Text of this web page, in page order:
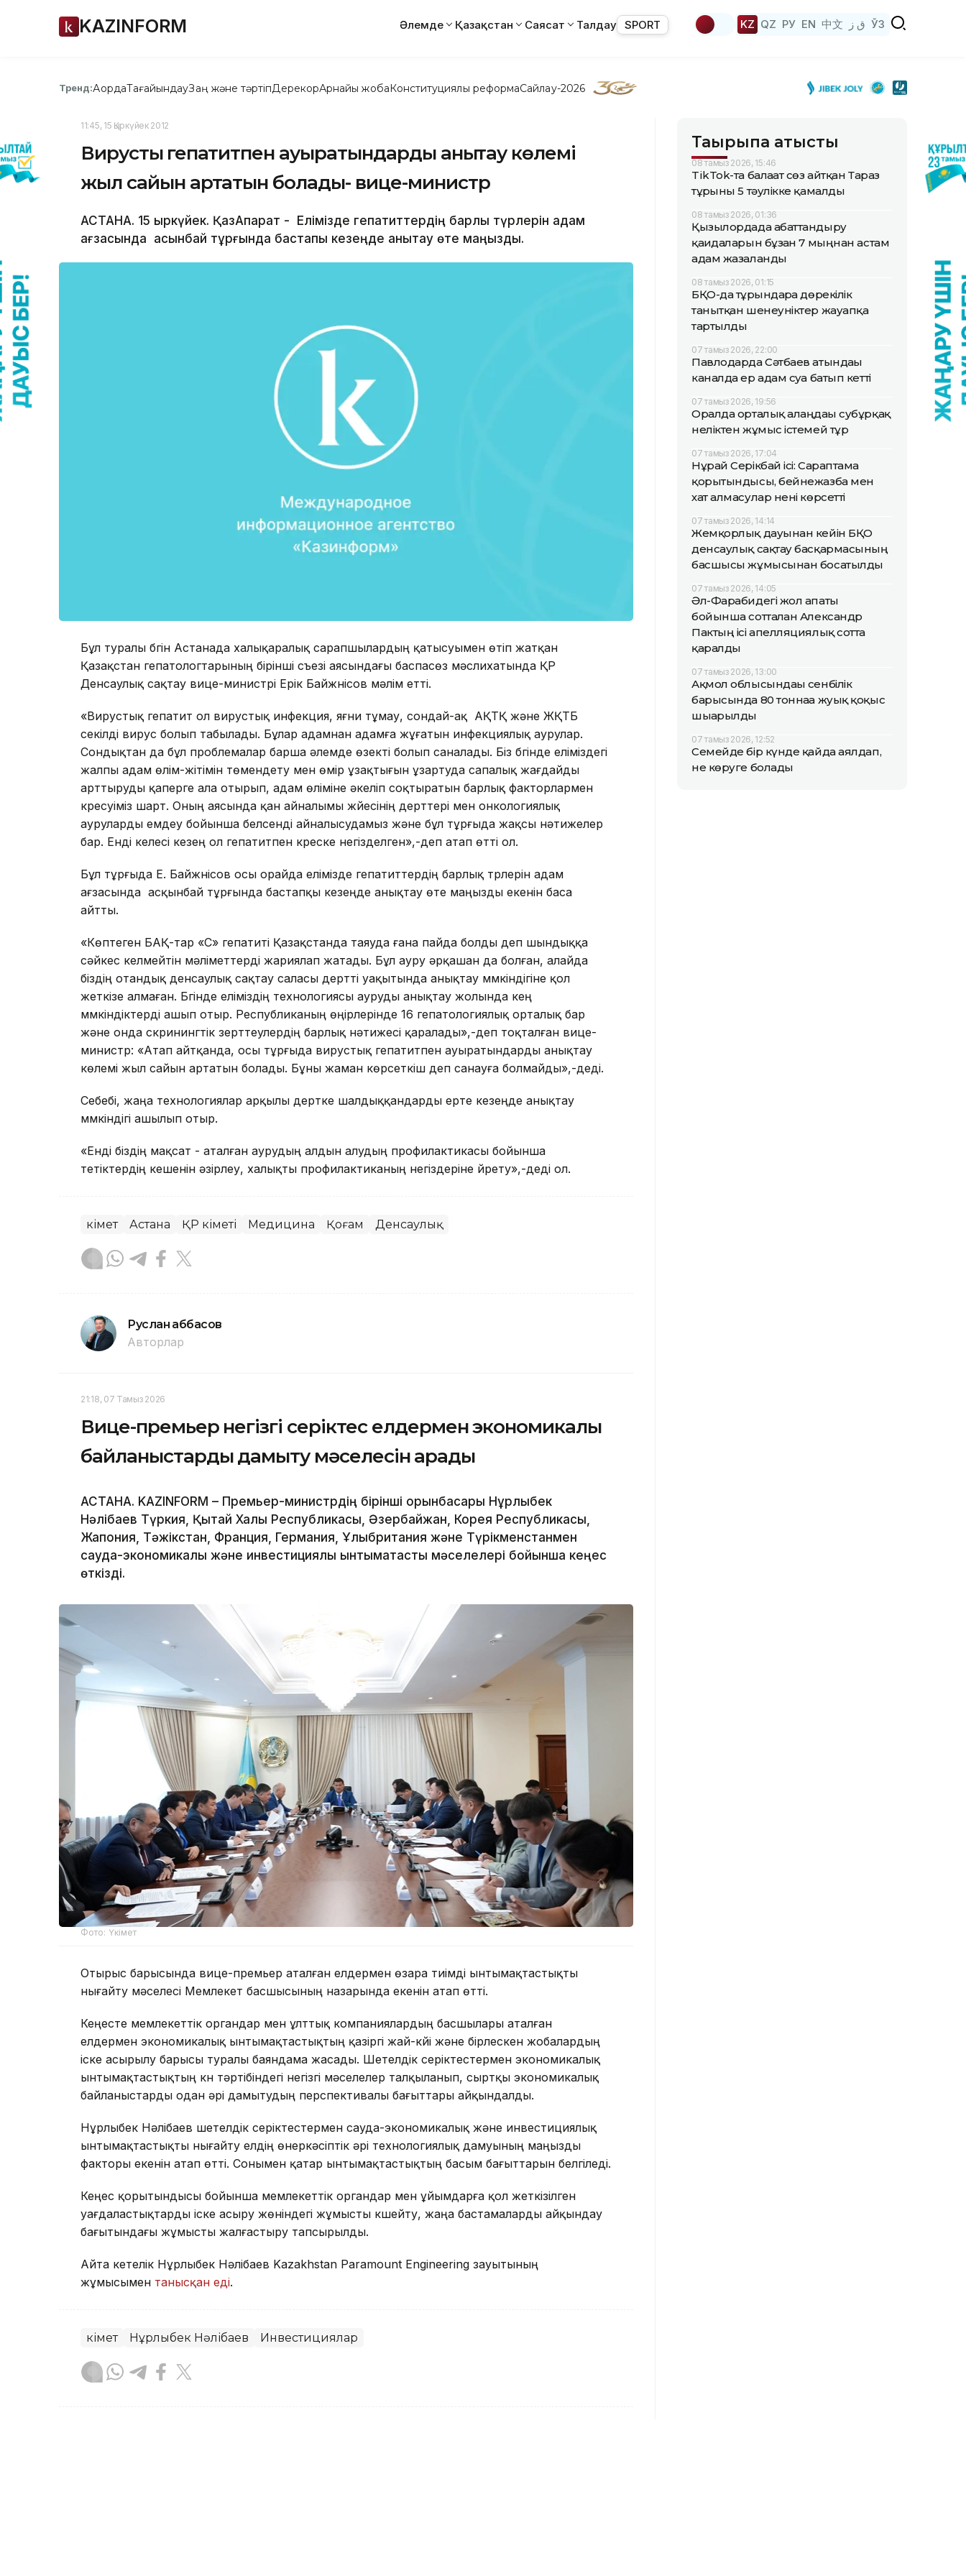
KAZINFORM Әлемде Қазақстан Саясат Талдау SPORT KZ QZ РУ EN 中文 ق ز ЎЗ
Тренд:АқордаТағайындауЗаң және тәртіпДерекқорАрнайы жобаКонституциялық реформаСайлау-2026
11:45, 15 Қыркүйек 2012
Вирустық гепатитпен ауыратындарды анықтау көлемі
жыл сайын артатын болады- вице-министр
АСТАНА. 15 қыркүйек. ҚазАқпарат - Елімізде гепатиттердің барлық түрлерін адам
ағзасында асқынбай тұрғында бастапқы кезеңде анықтау өте маңызды.
Бұл туралы бүгін Астанада халықаралық сарапшылардың қатысуымен өтіп жатқан
Қазақстан гепатологтарының бірінші съезі аясындағы баспасөз мәслихатында ҚР
Денсаулық сақтау вице-министрі Ерік Байжүнісов мәлім етті.
«Вирустық гепатит ол вирустық инфекция, яғни тұмау, сондай-ақ АҚТҚ және ЖҚТБ
секілді вирус болып табылады. Бұлар адамнан адамға жұғатын инфекциялық аурулар.
Сондықтан да бұл проблемалар барша әлемде өзекті болып саналады. Біз бүгінде еліміздегі
жалпы адам өлім-жітімін төмендету мен өмір ұзақтығын ұзартуда сапалық жағдайды
арттыруды қаперге ала отырып, адам өліміне әкеліп соқтыратын барлық факторлармен
күресуіміз шарт. Оның аясында қан айналымы жүйесінің дерттері мен онкологиялық
ауруларды емдеу бойынша белсенді айналысудамыз және бұл тұрғыда жақсы нәтижелер
бар. Енді келесі кезең ол гепатитпен күреске негізделген»,-деп атап өтті ол.
Бұл тұрғыда Е. Байжүнісов осы орайда елімізде гепатиттердің барлық түрлерін адам
ағзасында асқынбай тұрғында бастапқы кезеңде анықтау өте маңызды екенін баса
айтты.
«Көптеген БАҚ-тар «С» гепатиті Қазақстанда таяуда ғана пайда болды деп шындыққа
сәйкес келмейтін мәліметтерді жариялап жатады. Бұл ауру әрқашан да болған, алайда
біздің отандық денсаулық сақтау саласы дертті уақытында анықтау мүмкіндігіне қол
жеткізе алмаған. Бүгінде еліміздің технологиясы ауруды анықтау жолында кең
мүмкіндіктерді ашып отыр. Республиканың өңірлерінде 16 гепатологиялық орталық бар
және онда скринингтік зерттеулердің барлық нәтижесі қаралады»,-деп тоқталған вице-
министр: «Атап айтқанда, осы тұрғыда вирустық гепатитпен ауыратындарды анықтау
көлемі жыл сайын артатын болады. Бұны жаман көрсеткіш деп санауға болмайды»,-деді.
Себебі, жаңа технологиялар арқылы дертке шалдыққандарды ерте кезеңде анықтау
мүмкіндігі ашылып отыр.
«Енді біздің мақсат - аталған аурудың алдын алудың профилактикасы бойынша
тетіктердің кешенін әзірлеу, халықты профилактиканың негіздеріне үйрету»,-деді ол.
Үкімет Астана ҚР Үкіметі Медицина Қоғам Денсаулық
Руслан Ғаббасов
Авторлар
21:18, 07 Тамыз 2026
Вице-премьер негізгі серіктес елдермен экономикалық
байланыстарды дамыту мәселесін қарады
АСТАНА. KAZINFORM – Премьер-министрдің бірінші орынбасары Нұрлыбек
Нәлібаев Түркия, Қытай Халық Республикасы, Әзербайжан, Корея Республикасы,
Жапония, Тәжікстан, Франция, Германия, Ұлыбритания және Түрікменстанмен
сауда-экономикалық және инвестициялық ынтымақтастық мәселелері бойынша кеңес
өткізді.
Фото: Үкімет
Отырыс барысында вице-премьер аталған елдермен өзара тиімді ынтымақтастықты
нығайту мәселесі Мемлекет басшысының назарында екенін атап өтті.
Кеңесте мемлекеттік органдар мен ұлттық компаниялардың басшылары аталған
елдермен экономикалық ынтымақтастықтың қазіргі жай-күйі және бірлескен жобалардың
іске асырылу барысы туралы баяндама жасады. Шетелдік серіктестермен экономикалық
ынтымақтастықтың күн тәртібіндегі негізгі мәселелер талқыланып, сыртқы экономикалық
байланыстарды одан әрі дамытудың перспективалы бағыттары айқындалды.
Нұрлыбек Нәлібаев шетелдік серіктестермен сауда-экономикалық және инвестициялық
ынтымақтастықты нығайту елдің өнеркәсіптік әрі технологиялық дамуының маңызды
факторы екенін атап өтті. Сонымен қатар ынтымақтастықтың басым бағыттарын белгіледі.
Кеңес қорытындысы бойынша мемлекеттік органдар мен ұйымдарға қол жеткізілген
уағдаластықтарды іске асыру жөніндегі жұмысты күшейту, жаңа бастамаларды айқындау
бағытындағы жұмысты жалғастыру тапсырылды.
Айта кетелік Нұрлыбек Нәлібаев Kazakhstan Paramount Engineering зауытының
жұмысымен танысқан еді.
Үкімет Нұрлыбек Нәлібаев Инвестициялар
Тақырыпқа қатысты
08 тамыз 2026, 15:46
TikTok-та балағат сөз айтқан Тараз
тұрғыны 5 тәулікке қамалды
08 тамыз 2026, 01:36
Қызылордада абаттандыру
қағидаларын бұзған 7 мыңнан астам
адам жазаланды
08 тамыз 2026, 01:15
БҚО-да тұрғындарға дөрекілік
танытқан шенеуніктер жауапқа
тартылды
07 тамыз 2026, 22:00
Павлодарда Сәтбаев атындағы
каналда ер адам суға батып кетті
07 тамыз 2026, 19:56
Оралда орталық алаңдағы субұрқақ
неліктен жұмыс істемей тұр
07 тамыз 2026, 17:04
Нұрай Серікбай ісі: Сараптама
қорытындысы, бейнежазба мен
хат алмасулар нені көрсетті
07 тамыз 2026, 14:14
Жемқорлық дауынан кейін БҚО
денсаулық сақтау басқармасының
басшысы жұмысынан босатылды
07 тамыз 2026, 14:05
Әл-Фарабидегі жол апаты
бойынша сотталған Александр
Пактың ісі апелляциялық сотта
қаралды
07 тамыз 2026, 13:00
Ақмол облысындағы сенбілік
барысында 80 тоннаға жуық қоқыс
шығарылды
07 тамыз 2026, 12:52
Семейде бір күнде қайда аялдап,
не көруге болады